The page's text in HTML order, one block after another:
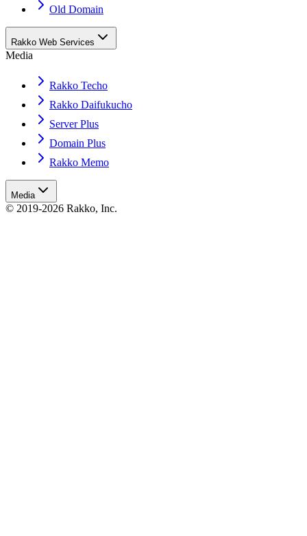
Old Domain
Rakko Web Services
Media
Rakko Techo
Rakko Daifukucho
Server Plus
Domain Plus
Rakko Memo
Media
© 2019-2026 Rakko, Inc.